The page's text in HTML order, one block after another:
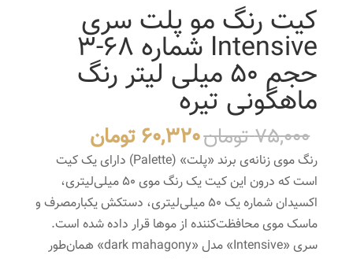
کیت رنگ مو پلت سری
Intensive شماره 68-3
حجم 50 میلی لیتر رنگ
ماهگونی تیره
75,000تومانقیمت
اصلی
75,000 تومان
بود.
60,320تومانقیمت
فعلی
است.
رنگ موی زنانه‌ی برند «پلت» (Palette) دارای یک کیت
است که درون این کیت یک رنگ موی 50 میلی‌لیتری،
اکسیدان شماره یک 50 میلی‌لیتری، دستکش یکبارمصرف و
ماسک موی محافظت‌کننده از موها قرار داده شده است.
سری «Intensive» مدل «dark mahagony» همان‌طور